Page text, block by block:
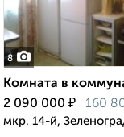
8
Комната в
2 090 000 ₽ 160
мкр. 14-й,